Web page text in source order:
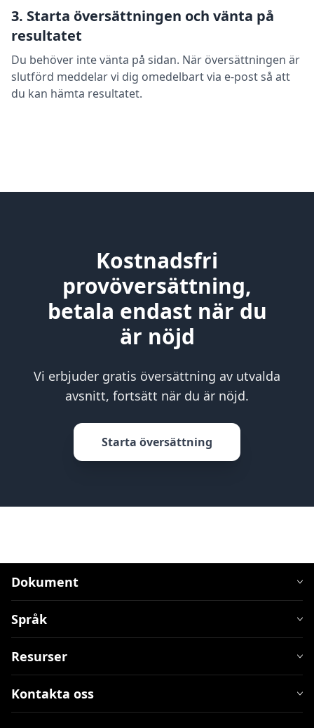
3. Starta översättningen och vänta på
resultatet
Du behöver inte vänta på sidan. När översättningen är
slutförd meddelar vi dig omedelbart via e-post så att
du kan hämta resultatet.
Kostnadsfri
provöversättning,
betala endast när du
är nöjd
Vi erbjuder gratis översättning av utvalda
avsnitt, fortsätt när du är nöjd.
Starta översättning
Dokument
Språk
Resurser
Kontakta oss